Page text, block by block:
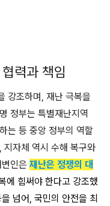
력과 책임
강조하며, 재난 극복을
정부는 특별재난지역
는 등 중앙 정부의 역할
지자체 역시 수해 복구와
인은 재난은 정쟁의 대
에 힘써야 한다고 강조했
넘어, 국민의 안전을 최